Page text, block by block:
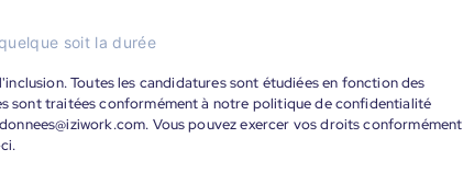
soit la durée
Toutes les candidatures sont étudiées en fonction des
sont traitées conformément à notre politique de confidentialité
Vous pouvez exercer vos droits conformément